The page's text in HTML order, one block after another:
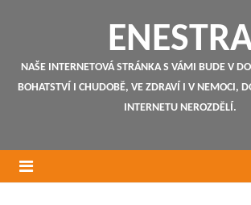
NAŠE INTERNETOVÁ STRÁNKA S VÁMI BUDE V
BOHATSTVÍ I CHUDOBĚ, VE ZDRAVÍ I V NEMOCI,
INTERNETU NEROZDĚLÍ.